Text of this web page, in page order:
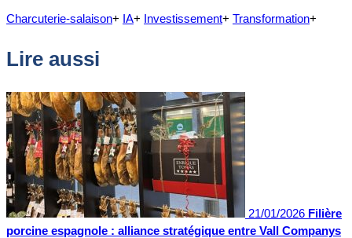
Charcuterie-salaison+ IA+ Investissement+ Transformation+
Lire aussi
21/01/2026 Filière
porcine espagnole : alliance stratégique entre Vall Companys